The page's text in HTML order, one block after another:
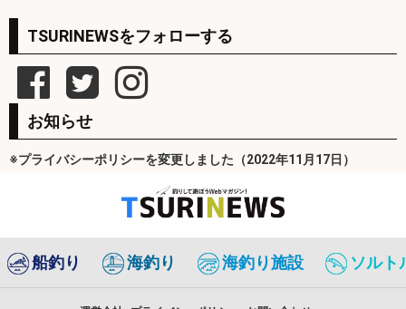
TSURINEWSをフォローする
お知らせ
※プライバシーポリシーを変更しました（2022年11月17日）
船釣り 海釣り 海釣り施設 ソルト